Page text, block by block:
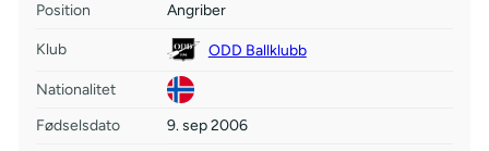
Position
Angriber
Klub ODD Ballklubb
Nationalitet
Fødselsdato
9. sep 2006